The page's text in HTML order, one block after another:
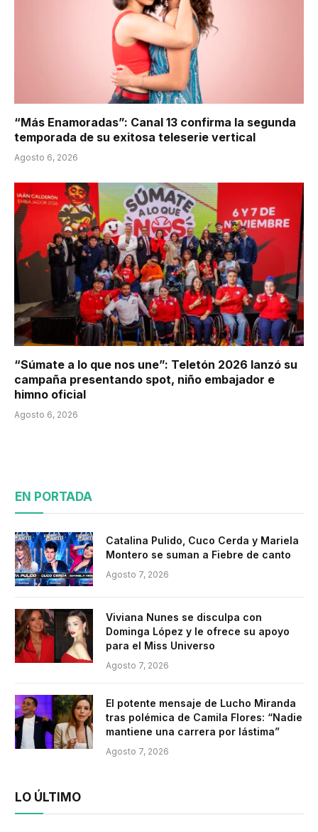
“Más Enamoradas”: Canal 13 confirma la segunda
temporada de su exitosa teleserie vertical
Agosto 6, 2026
“Súmate a lo que nos une”: Teletón 2026 lanzó su
campaña presentando spot, niño embajador e
himno oficial
Agosto 6, 2026
EN PORTADA
Catalina Pulido, Cuco Cerda y Mariela
Montero se suman a Fiebre de canto
Agosto 7, 2026
Viviana Nunes se disculpa con
Dominga López y le ofrece su apoyo
para el Miss Universo
Agosto 7, 2026
El potente mensaje de Lucho Miranda
tras polémica de Camila Flores: “Nadie
mantiene una carrera por lástima”
Agosto 7, 2026
LO ÚLTIMO